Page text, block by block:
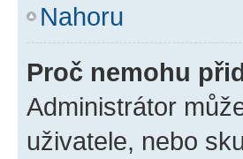
Nahoru
Proč nemohu
Administrátor
uživatele, nebo